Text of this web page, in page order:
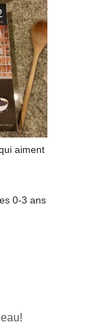
aiment
0-3 ans